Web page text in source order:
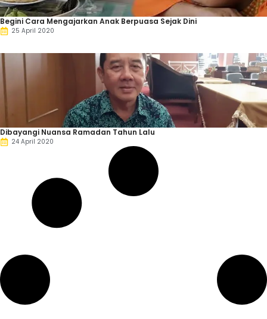
Begini Cara Mengajarkan Anak Berpuasa Sejak Dini
25 April 2020
Dibayangi Nuansa Ramadan Tahun Lalu
24 April 2020